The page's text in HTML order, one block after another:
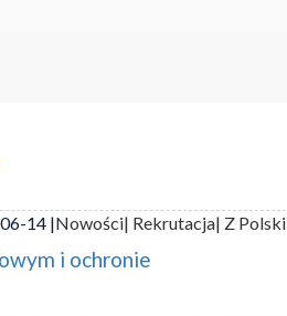
14 |Nowości| Rekrutacja| Z Polski
i ochronie